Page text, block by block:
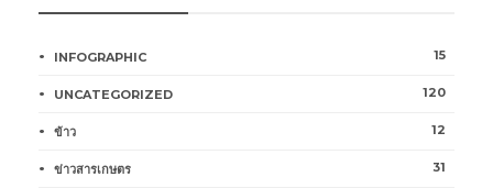
INFOGRAPHIC 15
UNCATEGORIZED 120
ข้าว 12
ข่าวสารเกษตร 31